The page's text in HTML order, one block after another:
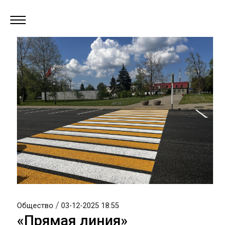
Общество / 03-12-2025 18:55
«Прямая линия»